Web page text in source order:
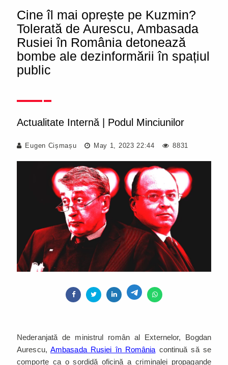
Cine îl mai oprește pe Kuzmin?
Tolerată de Aurescu, Ambasada
Rusiei în România detonează
bombe ale dezinformării în spațiul
public
Actualitate Internă Podul Minciunilor
Eugen Cișmașu May 1, 2023 22:44 8831
Nederanjată de ministrul român al Externelor, Bogdan
Aurescu, Ambasada Rusiei în România continuă să se
comporte ca o sordidă oficină a criminalei propagande